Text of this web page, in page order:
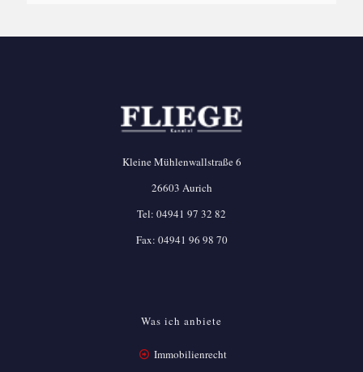
Kleine Mühlenwallstraße 6
26603 Aurich
Tel: 04941 97 32 82
Fax: 04941 96 98 70
Was ich anbiete
Immobilienrecht